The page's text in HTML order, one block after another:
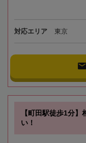
対応エリア 東京
【町田駅徒歩1分
い！